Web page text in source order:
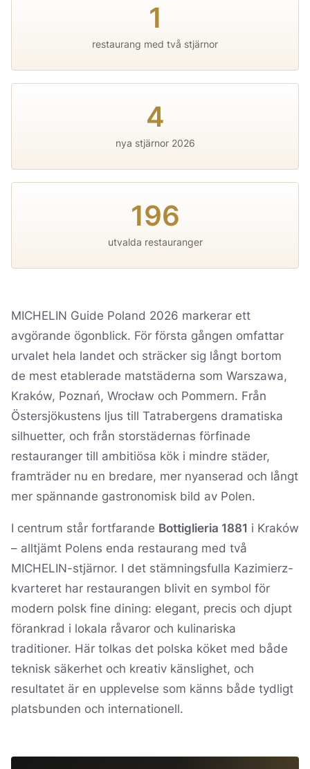
1
restaurang med två stjärnor
4
nya stjärnor 2026
196
utvalda restauranger
MICHELIN Guide Poland 2026 markerar ett
avgörande ögonblick. För första gången omfattar
urvalet hela landet och sträcker sig långt bortom
de mest etablerade matstäderna som Warszawa,
Kraków, Poznań, Wrocław och Pommern. Från
Östersjökustens ljus till Tatrabergens dramatiska
silhuetter, och från storstädernas förfinade
restauranger till ambitiösa kök i mindre städer,
framträder nu en bredare, mer nyanserad och långt
mer spännande gastronomisk bild av Polen.
I centrum står fortfarande Bottiglieria 1881 i Kraków
– alltjämt Polens enda restaurang med två
MICHELIN-stjärnor. I det stämningsfulla Kazimierz-
kvarteret har restaurangen blivit en symbol för
modern polsk fine dining: elegant, precis och djupt
förankrad i lokala råvaror och kulinariska
traditioner. Här tolkas det polska köket med både
teknisk säkerhet och kreativ känslighet, och
resultatet är en upplevelse som känns både tydligt
platsbunden och internationell.